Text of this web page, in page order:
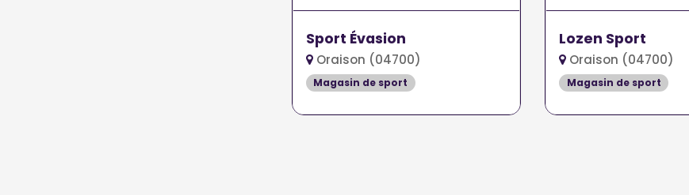
Sport Évasion
Oraison (04700)
Magasin de sport
Lozen Sport
Oraison (04700)
Magasin de sport